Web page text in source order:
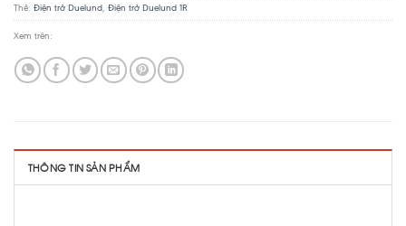
Thẻ: Điện trở Duelund Điện trở Duelund 1R
Xem trên:
THÔNG TIN SẢN PHẨM